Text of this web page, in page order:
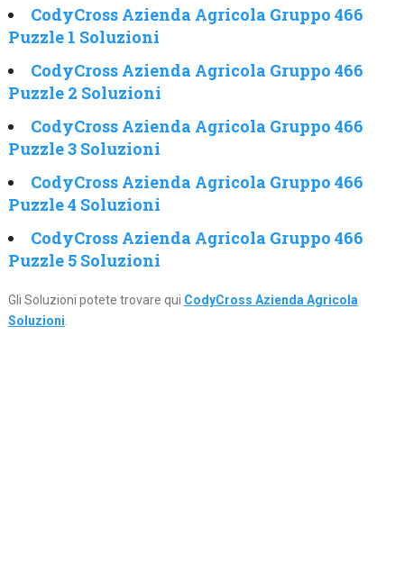
CodyCross Azienda Agricola Gruppo 466
Puzzle 1 Soluzioni
CodyCross Azienda Agricola Gruppo 466
Puzzle 2 Soluzioni
CodyCross Azienda Agricola Gruppo 466
Puzzle 3 Soluzioni
CodyCross Azienda Agricola Gruppo 466
Puzzle 4 Soluzioni
CodyCross Azienda Agricola Gruppo 466
Puzzle 5 Soluzioni
Gli Soluzioni potete trovare qui CodyCross Azienda Agricola
Soluzioni.